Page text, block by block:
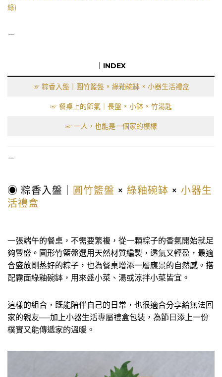
綠)
－
｜INDEX
☞ 粽香入盤｜圓竹籃盤 × 綠釉碗缽 × 小器生活禮盒
☞ 餐桌上的節氣｜長盤 × 小缽 × 竹湯匙
☞ 一人，也能是一個家的模樣
－
◉ 粽香入盤｜ 圓竹籃盤 × 綠釉碗缽 × 小器生
活禮盒
一張端午的餐桌，不需要繁複，從一顆粽子的香氣開始就足
夠豐盛。圓形竹籃盤選用天然材質編製，透氣又輕盈，最適
合盛放剛蒸好的粽子，也為餐桌增添一層應景的自然感。搭
配霧面綠釉碗缽，用來盛小菜、湯或涼拌小菜皆宜。
這樣的組合，既能陪伴自己的日常，也很適合分享給無法回
家的親友──加上小器生活專屬禮盒包裝，為節日添上一份
樸實又能傳遞家的溫暖。